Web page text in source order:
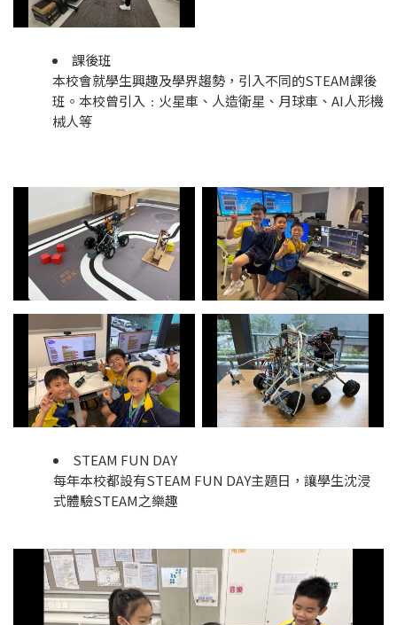
課後班
本校會就學生興趣及學界趨勢，引入不同的STEAM課後
班。本校曾引入﹕火星車、人造衛星、月球車、AI人形機
械人等
STEAM FUN DAY
每年本校都設有STEAM FUN DAY主題日，讓學生沈浸
式體驗STEAM之樂趣